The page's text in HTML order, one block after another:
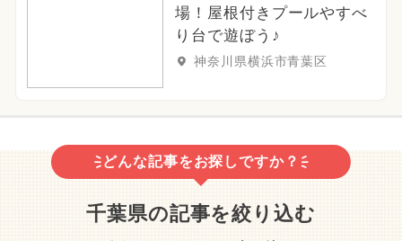
場！屋根付きプールやすべ
り台で遊ぼう♪
神奈川県横浜市青葉区
どんな記事をお探しですか？
千葉県の記事を絞り込む